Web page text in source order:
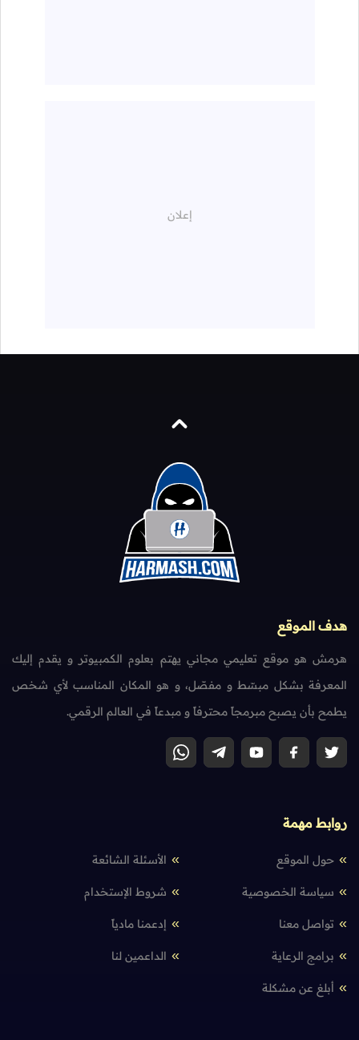
هدف الموقع
هرمش هو موقع تعليمي مجاني يهتم بعلوم الكمبيوتر و يقدم إليك
المعرفة بشكل مبسّط و مفصّل، و هو المكان المناسب لأي شخص
يطمح بأن يصبح مبرمجاً محترفاً و مبدعاً في العالم الرقمي.
روابط مهمة
حول الموقع الأسئلة الشائعة
سياسة الخصوصية شروط الإستخدام
تواصل معنا إدعمنا مادياً
برامج الرعاية الداعمين لنا
أبلغ عن مشكلة